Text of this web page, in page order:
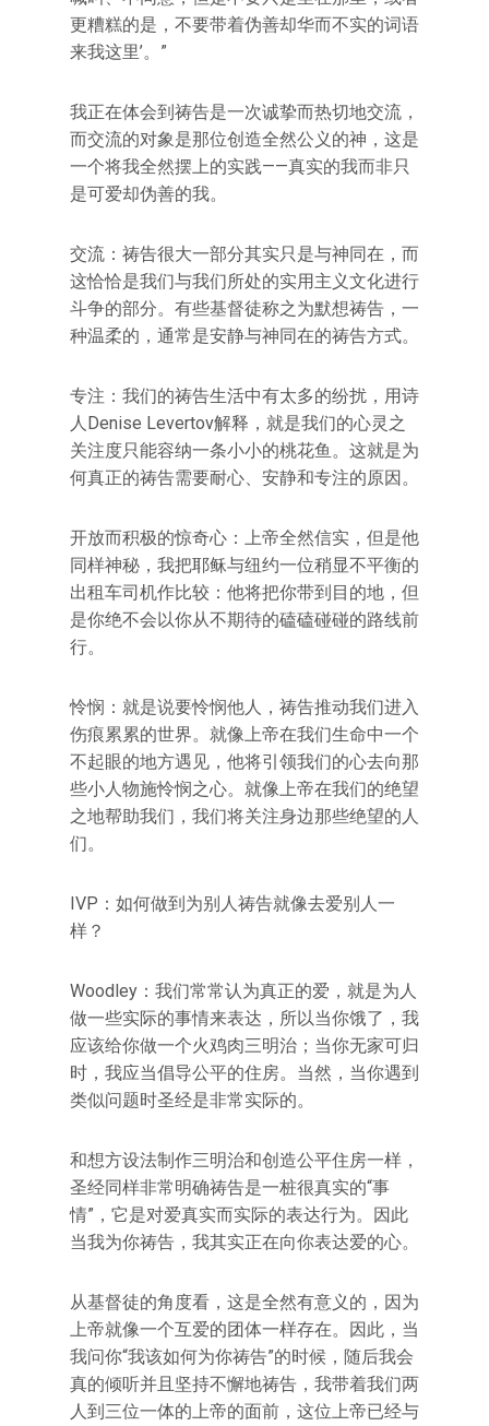
更糟糕的是，不要带着伪善却华而不实的词语
来我这里’。”
我正在体会到祷告是一次诚挚而热切地交流，
而交流的对象是那位创造全然公义的神，这是
一个将我全然摆上的实践——真实的我而非只
是可爱却伪善的我。
交流：祷告很大一部分其实只是与神同在，而
这恰恰是我们与我们所处的实用主义文化进行
斗争的部分。有些基督徒称之为默想祷告，一
种温柔的，通常是安静与神同在的祷告方式。
专注：我们的祷告生活中有太多的纷扰，用诗
人Denise Levertov解释，就是我们的心灵之
关注度只能容纳一条小小的桃花鱼。这就是为
何真正的祷告需要耐心、安静和专注的原因。
开放而积极的惊奇心：上帝全然信实，但是他
同样神秘，我把耶稣与纽约一位稍显不平衡的
出租车司机作比较：他将把你带到目的地，但
是你绝不会以你从不期待的磕磕碰碰的路线前
行。
怜悯：就是说要怜悯他人，祷告推动我们进入
伤痕累累的世界。就像上帝在我们生命中一个
不起眼的地方遇见，他将引领我们的心去向那
些小人物施怜悯之心。就像上帝在我们的绝望
之地帮助我们，我们将关注身边那些绝望的人
们。
IVP：如何做到为别人祷告就像去爱别人一
样？
Woodley：我们常常认为真正的爱，就是为人
做一些实际的事情来表达，所以当你饿了，我
应该给你做一个火鸡肉三明治；当你无家可归
时，我应当倡导公平的住房。当然，当你遇到
类似问题时圣经是非常实际的。
和想方设法制作三明治和创造公平住房一样，
圣经同样非常明确祷告是一桩很真实的“事
情”，它是对爱真实而实际的表达行为。因此
当我为你祷告，我其实正在向你表达爱的心。
从基督徒的角度看，这是全然有意义的，因为
上帝就像一个互爱的团体一样存在。因此，当
我问你“我该如何为你祷告”的时候，随后我会
真的倾听并且坚持不懈地祷告，我带着我们两
人到三位一体的上帝的面前，这位上帝已经与